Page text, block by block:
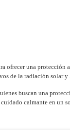
ofrecer una
de la radiación solar
buscan una
calmante en un